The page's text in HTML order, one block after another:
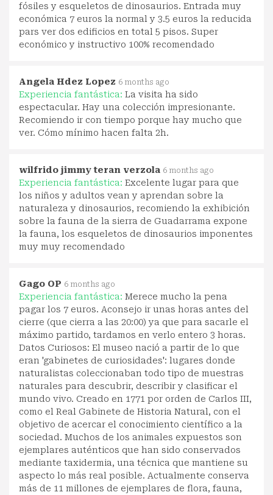
fósiles y esqueletos de dinosaurios. Entrada muy
económica 7 euros la normal y 3.5 euros la reducida
pars ver dos edificios en total 5 pisos. Super
económico y instructivo 100% recomendado
Angela Hdez Lopez 6 months ago
Experiencia fantástica: La visita ha sido
espectacular. Hay una colección impresionante.
Recomiendo ir con tiempo porque hay mucho que
ver. Cómo mínimo hacen falta 2h.
wilfrido jimmy teran verzola 6 months ago
Experiencia fantástica: Excelente lugar para que
los niños y adultos vean y aprendan sobre la
naturaleza y dinosaurios, recomiendo la exhibición
sobre la fauna de la sierra de Guadarrama expone
la fauna, los esqueletos de dinosaurios imponentes
muy muy recomendado
Gago OP 6 months ago
Experiencia fantástica: Merece mucho la pena
pagar los 7 euros. Aconsejo ir unas horas antes del
cierre (que cierra a las 20:00) ya que para sacarle el
máximo partido, tardamos en verlo entero 3 horas.
Datos Curiosos: El museo nació a partir de lo que
eran 'gabinetes de curiosidades': lugares donde
naturalistas coleccionaban todo tipo de muestras
naturales para descubrir, describir y clasificar el
mundo vivo. Creado en 1771 por orden de Carlos III,
como el Real Gabinete de Historia Natural, con el
objetivo de acercar el conocimiento científico a la
sociedad. Muchos de los animales expuestos son
ejemplares auténticos que han sido conservados
mediante taxidermia, una técnica que mantiene su
aspecto lo más real posible. Actualmente conserva
más de 11 millones de ejemplares de flora, fauna,